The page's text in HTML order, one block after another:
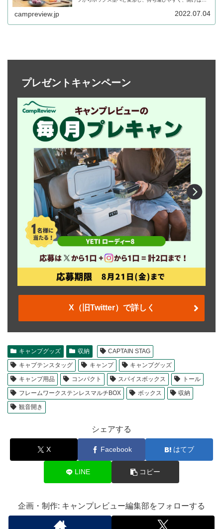
campreview.jp 2022.07.04
プレゼントキャンペーン
X（旧Twitter）で詳しく
キャンプグッズ 収納
CAPTAIN STAG
キャプテンスタッグ
キャンプ
キャンプグッズ
キャンプ用品
コンパクト スパイスボックス
トール
フレームワークステンレスマルチBOX
ボックス
収納
観音開き
シェアする
X Facebook はてブ
LINE コピー
企画・制作: キャンプレビュー編集部をフォローする